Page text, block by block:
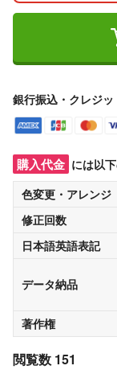
銀行振込・クレジ
購入代金 には以
色変更・アレンジ
修正回数
日本語英語表記
データ納品
著作権
閲覧数 151